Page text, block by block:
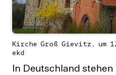
Kirche Groß Gievitz, um
ekd
In Deutschland